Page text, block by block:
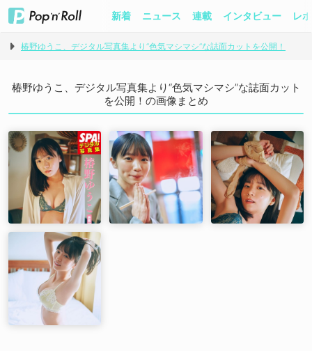
新着 ニュース 連載 インタビュー レ
椿野ゆうこ、デジタル写真集より“色気マシマシ”な誌面カットを公開！
椿野ゆうこ、デジタル写真集より“色気マシマシ”な誌面カット
を公開！の画像まとめ